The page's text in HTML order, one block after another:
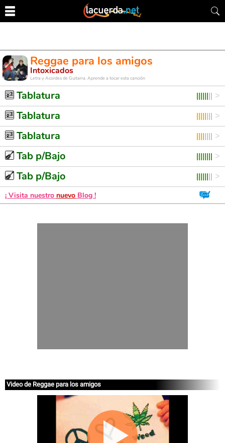
Reggae para los amigos
Intoxicados
Letra y Acordes de Guitarra. Aprende a tocar esta canción
Tablatura
Tablatura
Tablatura
Tab p/Bajo
Tab p/Bajo
¡ Visita nuestro nuevo Blog !
Video de Reggae para los amigos